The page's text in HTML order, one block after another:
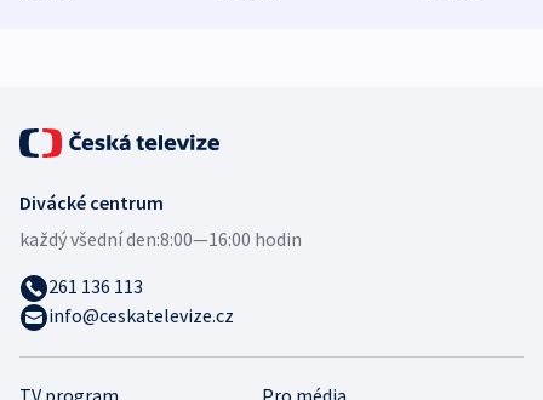
TV program Pro média
Divácké centrum
každý všední den:8:00—16:00 hodin
261 136 113
info@ceskatelevize.cz